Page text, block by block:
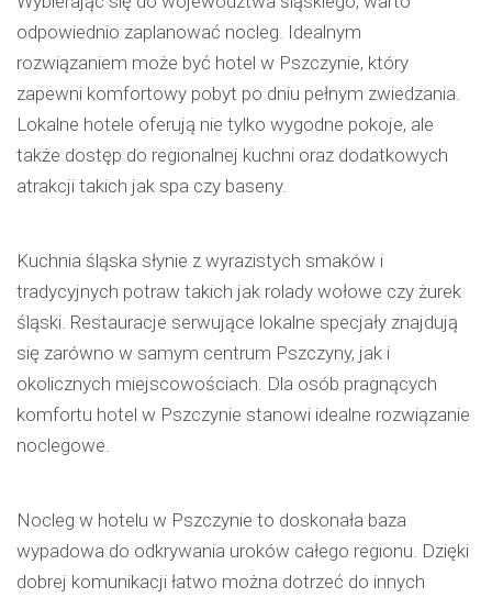
odpowiednio zaplanować nocleg. Idealnym
rozwiązaniem może być hotel w Pszczynie, który
zapewni komfortowy pobyt po dniu pełnym zwiedzania.
Lokalne hotele oferują nie tylko wygodne pokoje, ale
także dostęp do regionalnej kuchni oraz dodatkowych
atrakcji takich jak spa czy baseny.
Kuchnia śląska słynie z wyrazistych smaków i
tradycyjnych potraw takich jak rolady wołowe czy żurek
śląski. Restauracje serwujące lokalne specjały znajdują
się zarówno w samym centrum Pszczyny, jak i
okolicznych miejscowościach. Dla osób pragnących
komfortu hotel w Pszczynie stanowi idealne rozwiązanie
noclegowe.
Nocleg w hotelu w Pszczynie to doskonała baza
wypadowa do odkrywania uroków całego regionu. Dzięki
dobrej komunikacji łatwo można dotrzeć do innych